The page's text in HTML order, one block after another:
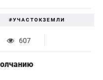
#УЧАСТОКЗЕМЛИ
607